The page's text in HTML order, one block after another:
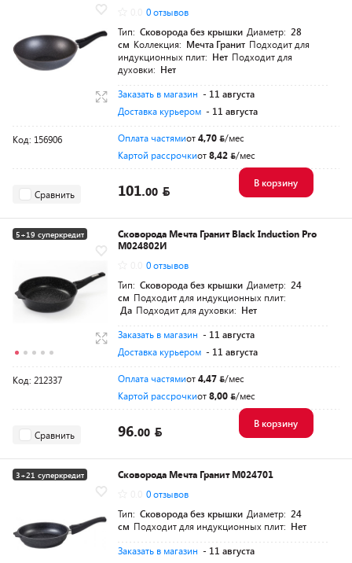
0 отзывов
Тип: Сковорода без крышки Диаметр: 28
см Коллекция: Мечта Гранит Подходит для
индукционных плит: Нет Подходит для
духовки: Нет
Заказать в магазин - 11 августа
Доставка курьером - 11 августа
Код: 156906 Оплата частямиот4,70
/мес
Картой рассрочкиот8,42 /мес
Сравнить 101.00
В корзину
5+19 суперкредит
Сковорода Мечта Гранит Black Induction Pro
M024802И
0 отзывов
Тип: Сковорода без крышки Диаметр: 24
см Подходит для индукционных плит:
Да Подходит для духовки: Нет
Заказать в магазин - 11 августа
Доставка курьером - 11 августа
Код: 212337 Оплата частямиот4,47
/мес
Картой рассрочкиот8,00 /мес
Сравнить 96.00
В корзину
3+21 суперкредит
Сковорода Мечта Гранит M024701
0 отзывов
Тип: Сковорода без крышки Диаметр: 24
см Подходит для индукционных плит: Нет
Заказать в магазин - 11 августа